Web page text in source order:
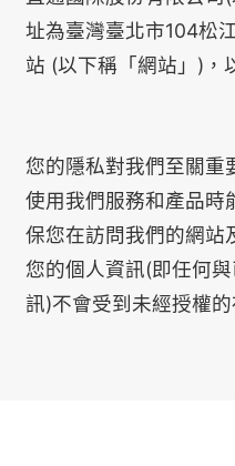
址為臺灣臺北市104松
站 (以下稱「網站」)，
您的隱私對我們至關重
使用我們服務和產品時
保您在訪問我們的網站
您的個人資訊(即任何
訊)不會受到未經授權